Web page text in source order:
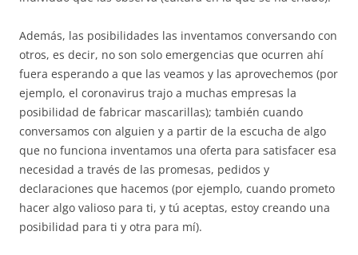
Además, las posibilidades las inventamos conversando con
otros, es decir, no son solo emergencias que ocurren ahí
fuera esperando a que las veamos y las aprovechemos (por
ejemplo, el coronavirus trajo a muchas empresas la
posibilidad de fabricar mascarillas); también cuando
conversamos con alguien y a partir de la escucha de algo
que no funciona inventamos una oferta para satisfacer esa
necesidad a través de las promesas, pedidos y
declaraciones que hacemos (por ejemplo, cuando prometo
hacer algo valioso para ti, y tú aceptas, estoy creando una
posibilidad para ti y otra para mí).